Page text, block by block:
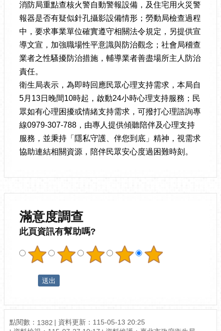
消防局重點查核火警自動警報設備，及住宅用火災警
報器是否有疑似針孔攝影設備情形；勞動局檢查過程
中，要求事業單位確實遵守相關法令規定，另提供宣
導文宣，加強職場性平意識與防治觀念；社會局稽查
業者之性騷擾防治措施，輔導業者善盡場所主人防治
責任。
衛生局表示，為即時回應民眾心理支持需求，本局自
5月13日晚間10時起，啟動24小時心理支持服務；民
眾如有心理困擾或情緒支持需求，可撥打心理諮詢專
線0979-307-788，由專人提供傾聽陪伴及心理支持
服務，並秉持「隱私守護、伴您到底」精神，視需求
協助連結相關資源，陪伴民眾安心度過困難時刻。
滿意度調查
此頁資訊有幫助嗎?
點閱數： 1382
資料更新：115-05-13 20:25